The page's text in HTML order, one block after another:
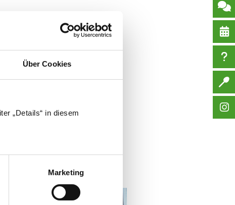
Über Cookies
„Details“ in diesem
Marketing
am Schluss stand doch das
gearbeitet – das habe ich
haben, waren auf Österreich
nicht nur über Wirtschaft,
auch im nächsten Jahr